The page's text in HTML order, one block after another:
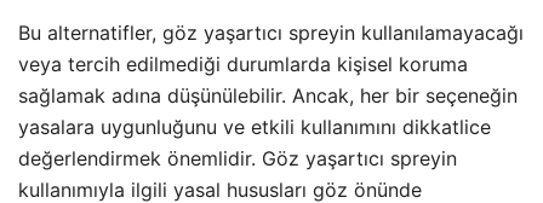
Bu alternatifler, göz yaşartıcı spreyin kullanılamayacağı
veya tercih edilmediği durumlarda kişisel koruma
sağlamak adına düşünülebilir. Ancak, her bir seçeneğin
yasalara uygunluğunu ve etkili kullanımını dikkatlice
değerlendirmek önemlidir. Göz yaşartıcı spreyin
kullanımıyla ilgili yasal hususları göz önünde